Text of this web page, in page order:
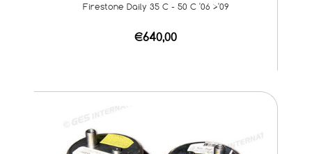
Firestone Daily 35 C - 50 C '06 >'09
€640,00